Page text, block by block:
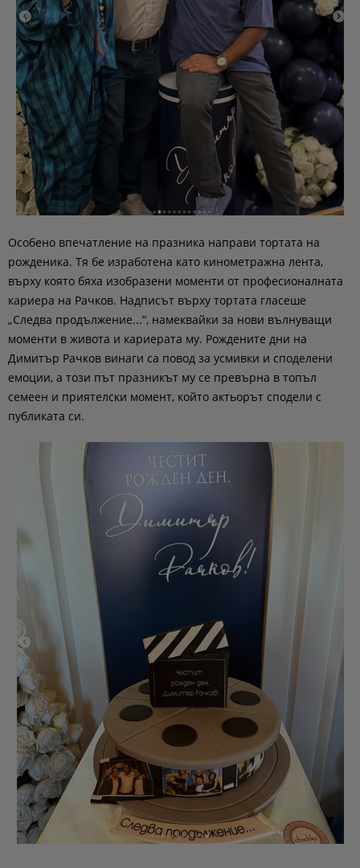
Особено впечатление на празника направи тортата на
рожденика. Тя бе изработена като кинометражна лента,
върху която бяха изобразени моменти от професионалната
кариера на Рачков. Надписът върху тортата гласеше
„Следва продължение...“, намеквайки за нови вълнуващи
моменти в живота и кариерата му. Рождените дни на
Димитър Рачков винаги са повод за усмивки и споделени
емоции, а този път празникът му се превърна в топъл
семеен и приятелски момент, който актьорът сподели с
публиката си.